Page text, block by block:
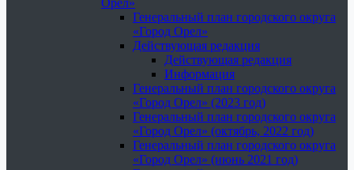
Орел»
Генеральный план городского округа
«Город Орел»
Действующая редакция
Действующая редакция
Информация
Генеральный план городского округа
«Город Орел» (2023 год)
Генеральный план городского округа
«Город Орел» (октябрь, 2022 год)
Генеральный план городского округа
«Город Орел» (июнь 2021 год)